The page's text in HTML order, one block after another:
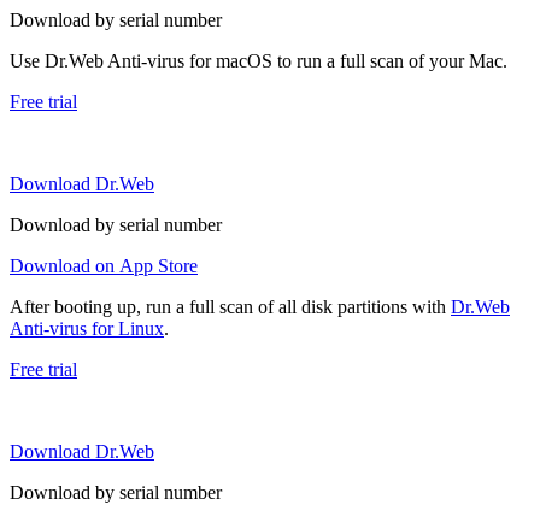
Download by serial number
Use Dr.Web Anti-virus for macOS to run a full scan of your Mac.
Free trial
Download Dr.Web
Download by serial number
Download on App Store
After booting up, run a full scan of all disk partitions with Dr.Web
Anti-virus for Linux.
Free trial
Download Dr.Web
Download by serial number